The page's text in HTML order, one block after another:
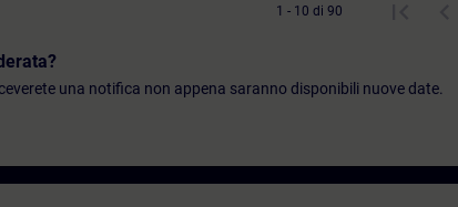
1 - 10 di 90
una notifica non appena saranno disponibili nuove date.